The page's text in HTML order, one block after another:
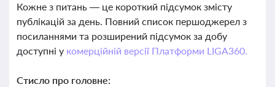
Кожне з питань — це короткий підсумок змісту
публікацій за день. Повний список першоджерел з
посиланнями та розширений підсумок за добу
доступні у комерційній версії Платформи LIGA360.
Стисло про головне: